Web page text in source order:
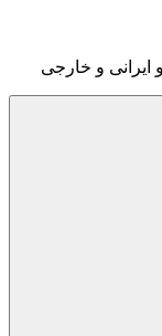
ایرانی و خارجی